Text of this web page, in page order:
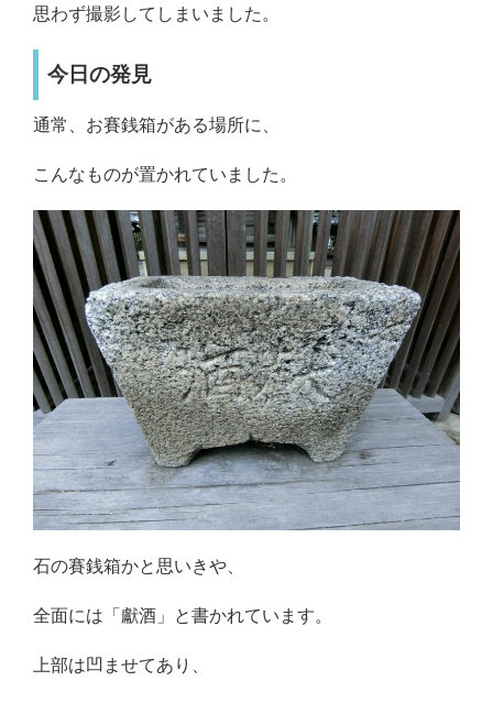
思わず撮影してしまいました。
今日の発見
通常、お賽銭箱がある場所に、
こんなものが置かれていました。
石の賽銭箱かと思いきや、
全面には「獻酒」と書かれています。
上部は凹ませてあり、